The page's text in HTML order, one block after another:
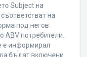
Subject на
на
под негов
ABV потребители.
е информирал
бъдат включени